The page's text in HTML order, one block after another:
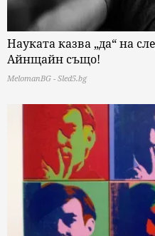
Науката казва „да“ на
Айнщайн също!
MelomanBG - Sled5.bg